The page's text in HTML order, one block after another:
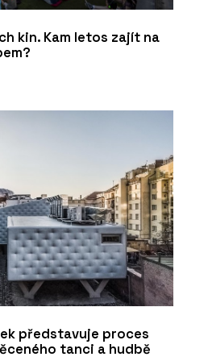
kin. Kam letos zajít na
představuje proces
tanci a hudbě